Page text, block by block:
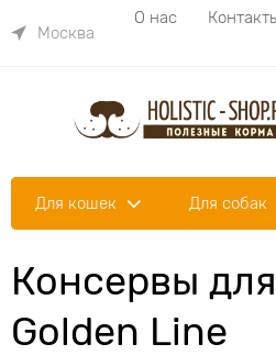
Москва
О нас
Для кошек Для собак
Консервы
Golden Line